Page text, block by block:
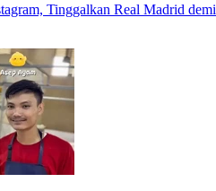
Tinggalkan Real Madrid demi